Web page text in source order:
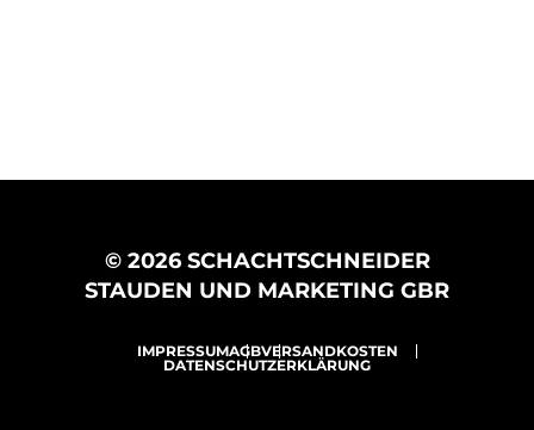
© 2026 SCHACHTSCHNEIDER
STAUDEN UND MARKETING GBR
IMPRESSUMAGBVERSANDKOSTEN
DATENSCHUTZERKLÄRUNG